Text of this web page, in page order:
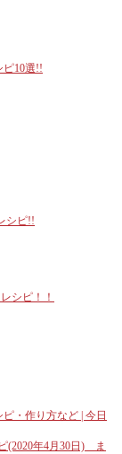
ピ10選!!
シピ!!
シピ！！
・作り方など | 今日
(2020年4月30日) ま